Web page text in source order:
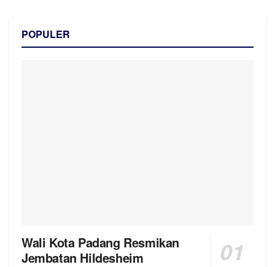
POPULER
Wali Kota Padang Resmikan
Jembatan Hildesheim